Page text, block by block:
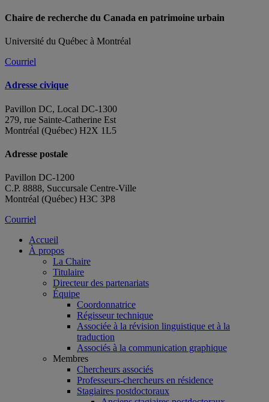
Chaire de recherche du Canada en patrimoine urbain
Université du Québec à Montréal
Courriel
Adresse civique
Pavillon DC, Local DC-1300
279, rue Sainte-Catherine Est
Montréal (Québec) H2X 1L5
Adresse postale
Pavillon DC-1200
C.P. 8888, Succursale Centre-Ville
Montréal (Québec) H3C 3P8
Courriel
Accueil
À propos
La Chaire
Titulaire
Directeur des partenariats
Équipe
Coordonnatrice
Régisseur technique
Associée à la révision linguistique et à la
traduction
Associés à la communication graphique
Membres
Chercheurs associés
Professeurs-chercheurs en résidence
Stagiaires postdoctoraux